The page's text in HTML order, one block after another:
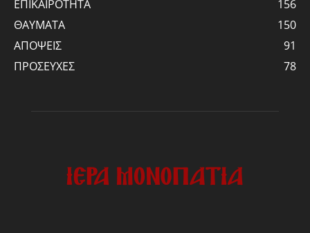
ΕΠΙΚΑΙΡΟΤΗΤΑ
156
ΘΑΥΜΑΤΑ
150
ΑΠΟΨΕΙΣ
91
ΠΡΟΣΕΥΧΕΣ
78